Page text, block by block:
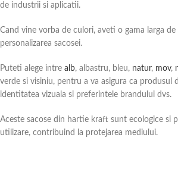
de industrii si aplicatii.
Cand vine vorba de culori, aveti o gama larga
personalizarea sacosei.
Puteti alege intre alb, albastru, bleu, natur, mov,
verde si visiniu, pentru a va asigura ca produsul
identitatea vizuala si preferintele brandului dvs.
Aceste sacose din hartie kraft sunt ecologice si
utilizare, contribuind la protejarea mediului.